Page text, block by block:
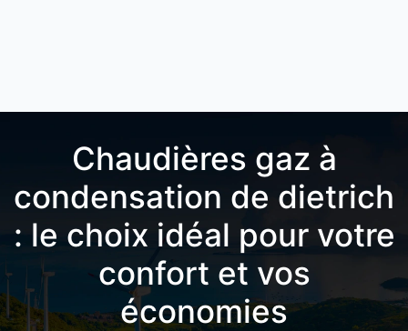
Chaudières gaz à
condensation de dietrich
: le choix idéal pour votre
confort et vos
économies